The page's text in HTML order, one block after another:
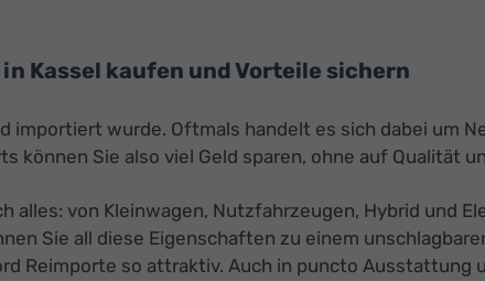
Kassel kaufen und Vorteile sichern
importiert wurde. Oftmals handelt es sich dabei um
können Sie also viel Geld sparen, ohne auf Qualität
alles: von Kleinwagen, Nutzfahrzeugen, Hybrid und
Sie all diese Eigenschaften zu einem
Reimporte so attraktiv. Auch in puncto Ausstattung